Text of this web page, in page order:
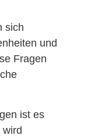
sich
und
Fragen
ist es
wird